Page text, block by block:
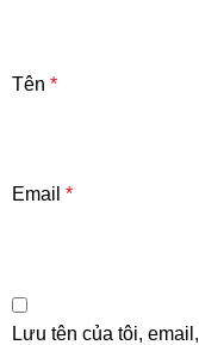
Tên*
Email*
Lưu tên của tôi,